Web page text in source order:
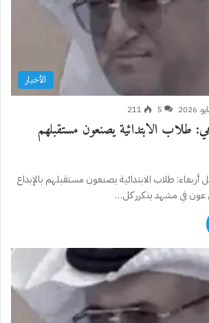
الأخبار
5
211
طلاب الابتدائية يصنعون مستقبلهم
أربعاء: طلاب الابتدائية يصنعون مستقبلهم بالإبداع
عون في مشهد يتكرر كل…